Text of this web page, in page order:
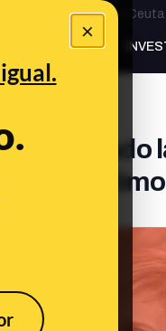
×
Ceuta•Bulos Ceuta
PREBUNKING
es un timo